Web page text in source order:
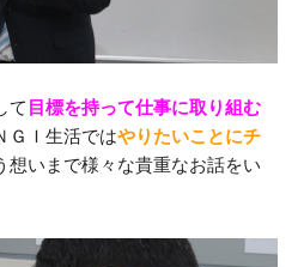
て 目標を持って仕事に取り組む
ＧＩ生活ではやりたいことにチ
想いまで様々な貴重なお話をい